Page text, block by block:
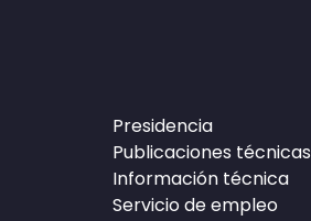
Presidencia
Publicaciones técnicas
Información técnica
Servicio de empleo